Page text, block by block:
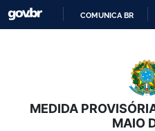
COMUNICA BR
MEDIDA
MAIO